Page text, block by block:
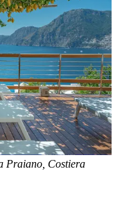
Praiano, Costiera